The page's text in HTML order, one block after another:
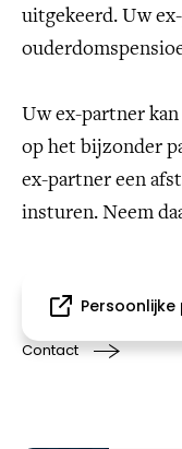
uitgekeerd. Uw
Uw ex-partner
op het bijzonder
ex-partner een
insturen. Neem
Contact